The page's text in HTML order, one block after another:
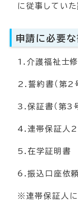
に従事していた
申請に必要な
1.介護福祉士修
2.誓約書（第2
3.保証書（第3
4.連帯保証人2
5.在学証明書
6.振込口座依
※連帯保証人に